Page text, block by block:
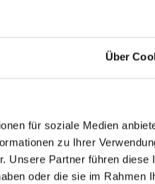
Über
für soziale Medien
zu Ihrer
Unsere Partner führen diese
oder die sie im Rahmen
- HWF